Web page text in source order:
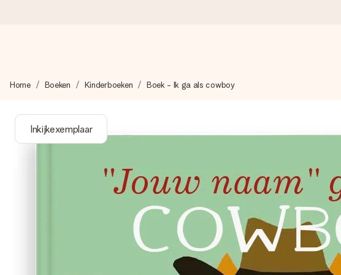
We maken jouw cadeau met zorg en zorgen dat het razendsnel onderweg is
4,8 (gebaseerd op +8.000 reviews)
Je maakt in een paar stappen iets unieks – met haar naam, jullie foto of een
Home Boeken Kinderboeken Boek - Ik ga als cowboy
Inkijkexemplaar